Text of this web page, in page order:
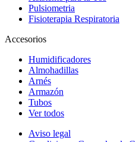
Pulsiometria
Fisioterapia Respiratoria
Accesorios
Humidificadores
Almohadillas
Arnés
Armazón
Tubos
Ver todos
Aviso legal